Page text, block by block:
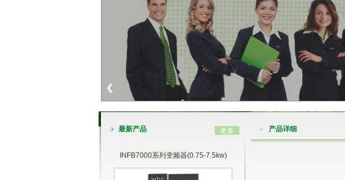
‹
更多
最新产品
INFB7000系列变频器（0.75-400KW)
产品详细